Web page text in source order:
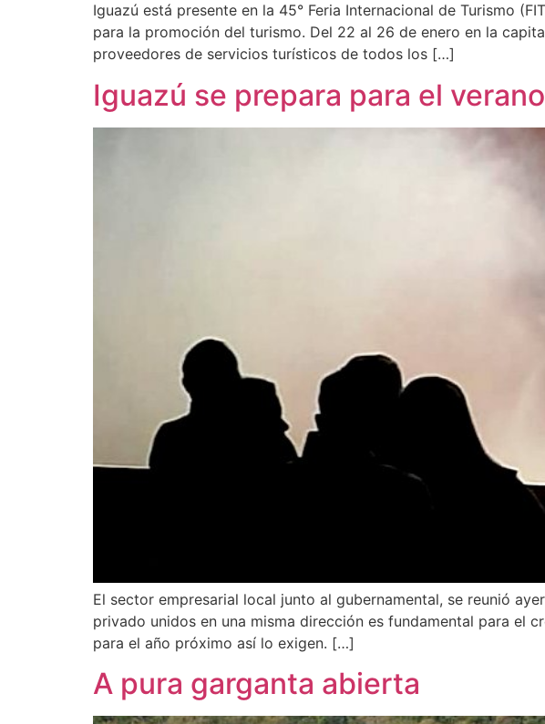
Iguazú está presente en la 45° Feria Internacional de Turismo
para la promoción del turismo. Del 22 al 26 de enero en la
proveedores de servicios turísticos de todos los […]
Iguazú se prepara para el verano
El sector empresarial local junto al gubernamental, se reunió
privado unidos en una misma dirección es fundamental para el
para el año próximo así lo exigen. […]
A pura garganta abierta